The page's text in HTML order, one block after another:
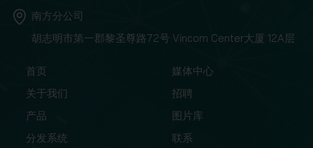
南方分公司
胡志明市第一郡黎圣尊路72号 Vincom Center大厦 12A层
首页
关于我们
产品
分发系统
媒体中心
招聘
图片库
联系